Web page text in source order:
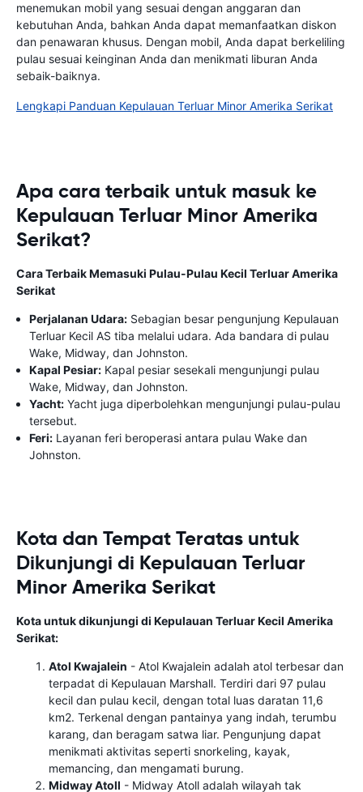
menemukan mobil yang sesuai dengan anggaran dan
kebutuhan Anda, bahkan Anda dapat memanfaatkan diskon
dan penawaran khusus. Dengan mobil, Anda dapat berkeliling
pulau sesuai keinginan Anda dan menikmati liburan Anda
sebaik-baiknya.
Lengkapi Panduan Kepulauan Terluar Minor Amerika Serikat
Apa cara terbaik untuk masuk ke
Kepulauan Terluar Minor Amerika
Serikat?
Cara Terbaik Memasuki Pulau-Pulau Kecil Terluar Amerika
Serikat
Perjalanan Udara: Sebagian besar pengunjung Kepulauan
Terluar Kecil AS tiba melalui udara. Ada bandara di pulau
Wake, Midway, dan Johnston.
Kapal Pesiar: Kapal pesiar sesekali mengunjungi pulau
Wake, Midway, dan Johnston.
Yacht: Yacht juga diperbolehkan mengunjungi pulau-pulau
tersebut.
Feri: Layanan feri beroperasi antara pulau Wake dan
Johnston.
Kota dan Tempat Teratas untuk
Dikunjungi di Kepulauan Terluar
Minor Amerika Serikat
Kota untuk dikunjungi di Kepulauan Terluar Kecil Amerika
Serikat:
Atol Kwajalein - Atol Kwajalein adalah atol terbesar dan
terpadat di Kepulauan Marshall. Terdiri dari 97 pulau
kecil dan pulau kecil, dengan total luas daratan 11,6
km2. Terkenal dengan pantainya yang indah, terumbu
karang, dan beragam satwa liar. Pengunjung dapat
menikmati aktivitas seperti snorkeling, kayak,
memancing, dan mengamati burung.
Midway Atoll - Midway Atoll adalah wilayah tak